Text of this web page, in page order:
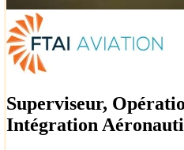
Superviseur,
Intégration